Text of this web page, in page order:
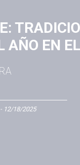
AÑO EN
- 12/18/2025